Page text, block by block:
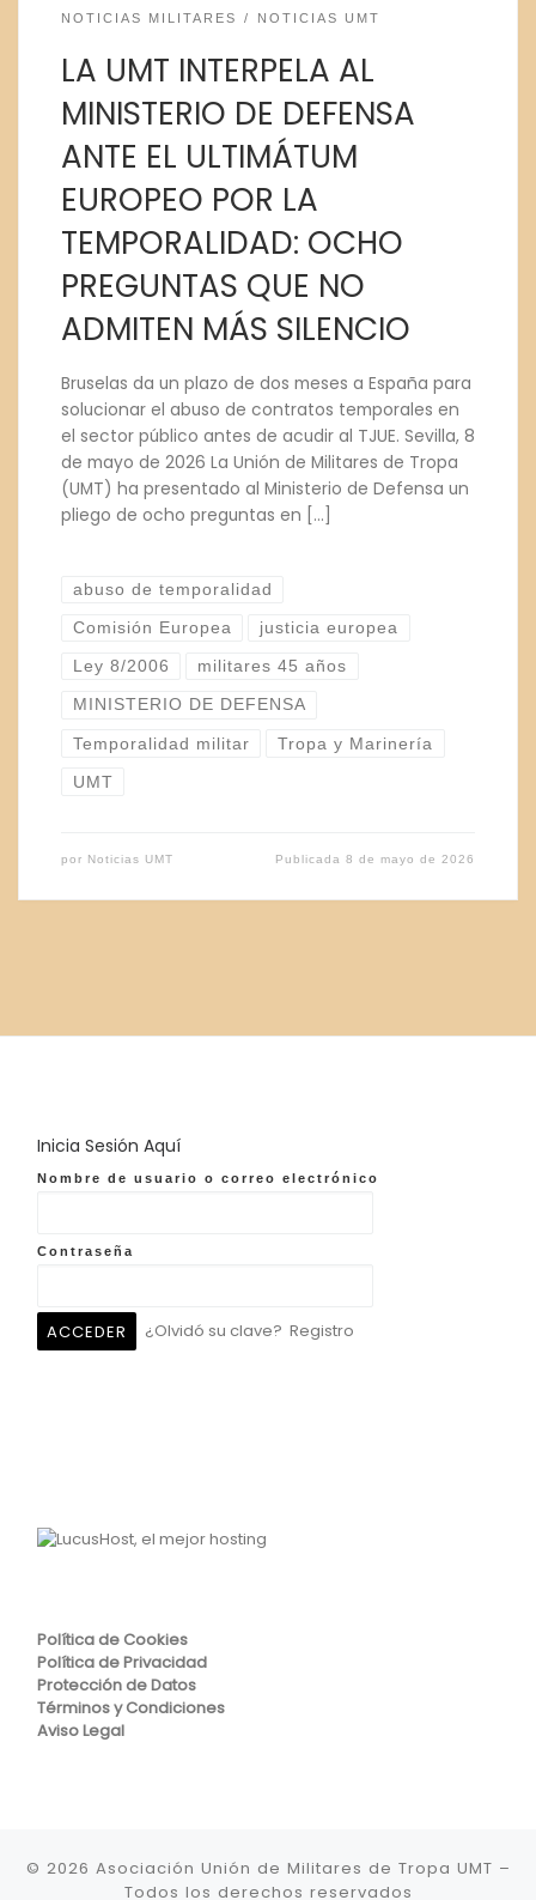
NOTICIAS MILITARES
NOTICIAS UMT
LA UMT INTERPELA AL
MINISTERIO DE DEFENSA
ANTE EL ULTIMÁTUM
EUROPEO POR LA
TEMPORALIDAD: OCHO
PREGUNTAS QUE NO
ADMITEN MÁS SILENCIO
Bruselas da un plazo de dos meses a España para
solucionar el abuso de contratos temporales en
el sector público antes de acudir al TJUE. Sevilla, 8
de mayo de 2026 La Unión de Militares de Tropa
(UMT) ha presentado al Ministerio de Defensa un
pliego de ocho preguntas en […]
abuso de temporalidad
Comisión Europea justicia europea
Ley 8/2006 militares 45 años
MINISTERIO DE DEFENSA
Temporalidad militar Tropa y Marinería
UMT
por Noticias UMT Publicada8 de mayo de 2026
Inicia Sesión Aquí
Nombre de usuario o correo electrónico
Contraseña
¿Olvidó su clave? Registro
Política de Cookies
Política de Privacidad
Protección de Datos
Términos y Condiciones
Aviso Legal
© 2026 Asociación Unión de Militares de Tropa UMT –
Todos los derechos reservados